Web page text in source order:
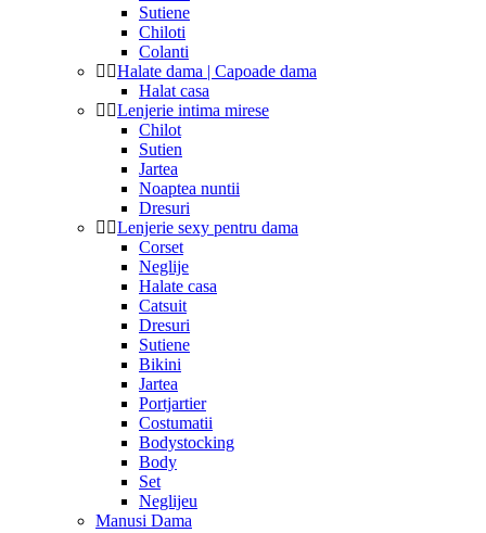
Sutiene
Chiloti
Colanti
Halate dama | Capoade dama
Halat casa
Lenjerie intima mirese
Chilot
Sutien
Jartea
Noaptea nuntii
Dresuri
Lenjerie sexy pentru dama
Corset
Neglije
Halate casa
Catsuit
Dresuri
Sutiene
Bikini
Jartea
Portjartier
Costumatii
Bodystocking
Body
Set
Neglijeu
Manusi Dama